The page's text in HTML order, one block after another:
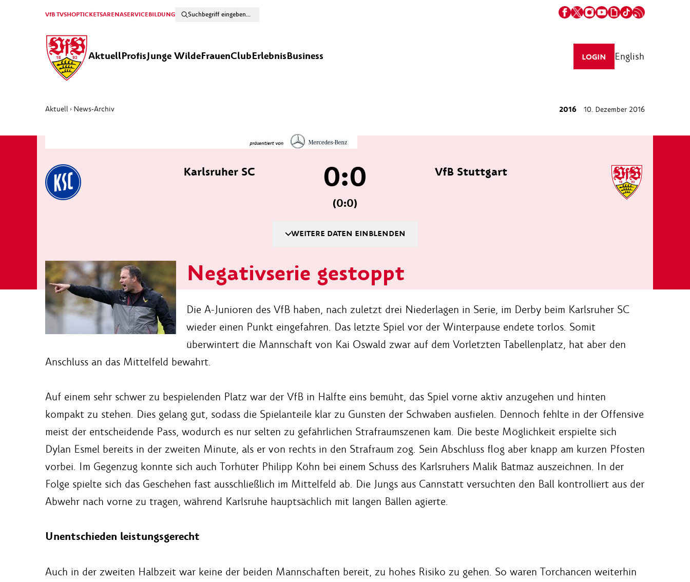
VfB TVSHOPTICKETSARENASERVICEBILDUNG
AktuellProfisJunge WildeFrauenClubErlebnisBusiness LOGIN English
Aktuell › News-Archiv 2016 10. Dezember 2016
Karlsruher SC VfB Stuttgart
0:0
(0:0)
WEITERE DATEN EINBLENDEN
Negativserie gestoppt
Die A-Junioren des VfB haben, nach zuletzt drei Niederlagen in Serie, im Derby beim Karlsruher SC
wieder einen Punkt eingefahren. Das letzte Spiel vor der Winterpause endete torlos. Somit
überwintert die Mannschaft von Kai Oswald zwar auf dem Vorletzten Tabellenplatz, hat aber den
Anschluss an das Mittelfeld bewahrt.
Auf einem sehr schwer zu bespielenden Platz war der VfB in Hälfte eins bemüht, das Spiel vorne aktiv anzugehen und hinten
kompakt zu stehen. Dies gelang gut, sodass die Spielanteile klar zu Gunsten der Schwaben ausfielen. Dennoch fehlte in der Offensive
meist der entscheidende Pass, wodurch es nur selten zu gefährlichen Strafraumszenen kam. Die beste Möglichkeit erspielte sich
Dylan Esmel bereits in der zweiten Minute, als er von rechts in den Strafraum zog. Sein Abschluss flog aber knapp am kurzen Pfosten
vorbei. Im Gegenzug konnte sich auch Torhüter Philipp Köhn bei einem Schuss des Karlsruhers Malik Batmaz auszeichnen. In der
Folge spielte sich das Geschehen fast ausschließlich im Mittelfeld ab. Die Jungs aus Cannstatt versuchten den Ball kontrolliert aus der
Abwehr nach vorne zu tragen, während Karlsruhe hauptsächlich mit langen Bällen agierte.
Unentschieden leistungsgerecht
Auch in der zweiten Halbzeit war keine der beiden Mannschaften bereit, zu hohes Risiko zu gehen. So waren Torchancen weiterhin